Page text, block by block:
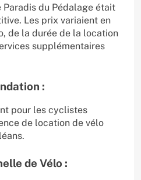
du Pédalage était
Les prix variaient en
de la durée de la location
supplémentaires
:
pour les cyclistes
de location de vélo
de Vélo :